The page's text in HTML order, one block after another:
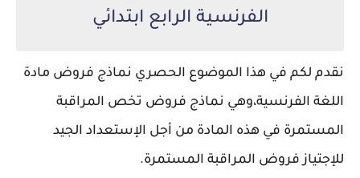
الفرنسية الرابع ابتدائي
نقدم لكم في هذا الموضوع الحصري نماذج فروض مادة
اللغة الفرنسية،وهي نماذج فروض تخص المراقبة
المستمرة في هذه المادة من أجل الإستعداد الجيد
للإجتياز فروض المراقبة المستمرة.